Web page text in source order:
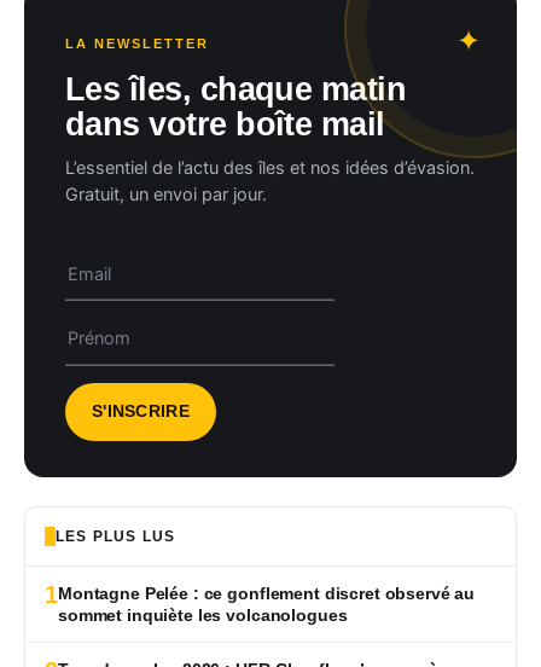
LA NEWSLETTER
Les îles, chaque matin
dans votre boîte mail
L’essentiel de l’actu des îles et nos idées d’évasion.
Gratuit, un envoi par jour.
LES PLUS LUS
1Montagne Pelée : ce gonflement discret observé au
sommet inquiète les volcanologues